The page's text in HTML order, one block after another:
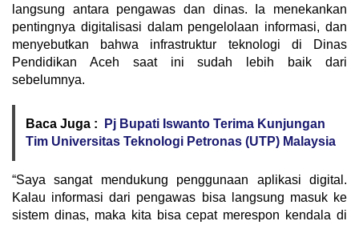
langsung antara pengawas dan dinas. Ia menekankan
pentingnya digitalisasi dalam pengelolaan informasi, dan
menyebutkan bahwa infrastruktur teknologi di Dinas
Pendidikan Aceh saat ini sudah lebih baik dari
sebelumnya.
Baca Juga :
Pj Bupati Iswanto Terima Kunjungan
Tim Universitas Teknologi Petronas (UTP) Malaysia
“Saya sangat mendukung penggunaan aplikasi digital.
Kalau informasi dari pengawas bisa langsung masuk ke
sistem dinas, maka kita bisa cepat merespon kendala di